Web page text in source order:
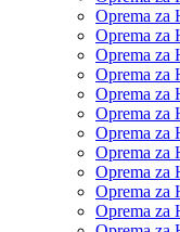
Oprema za
Oprema za
Oprema za
Oprema za
Oprema za
Oprema za
Oprema za
Oprema za
Oprema za
Oprema za
Oprema za